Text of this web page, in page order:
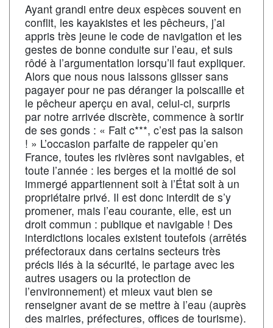
Ayant grandi entre deux espèces souvent en
conflit, les kayakistes et les pêcheurs, j’ai
appris très jeune le code de navigation et les
gestes de bonne conduite sur l’eau, et suis
rôdé à l’argumentation lorsqu’il faut expliquer.
Alors que nous nous laissons glisser sans
pagayer pour ne pas déranger la poiscaille et
le pêcheur aperçu en aval, celui-ci, surpris
par notre arrivée discrète, commence à sortir
de ses gonds : « Fait c***, c’est pas la saison
! » L’occasion parfaite de rappeler qu’en
France, toutes les rivières sont navigables, et
toute l’année : les berges et la moitié de sol
immergé appartiennent soit à l’État soit à un
propriétaire privé. Il est donc interdit de s’y
promener, mais l’eau courante, elle, est un
droit commun : publique et navigable ! Des
interdictions locales existent toutefois (arrêtés
préfectoraux dans certains secteurs très
précis liés à la sécurité, le partage avec les
autres usagers ou la protection de
l’environnement) et mieux vaut bien se
renseigner avant de se mettre à l’eau (auprès
des mairies, préfectures, offices de tourisme).